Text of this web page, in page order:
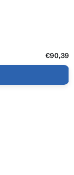
€90,39